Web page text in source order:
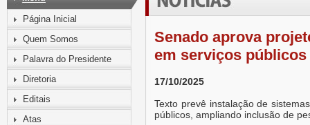
Página Inicial
Quem Somos
Palavra do Presidente
Diretoria
Editais
Atas
Senado aprova
em serviços públicos
17/10/2025
Texto prevê instalação de
públicos, ampliando inclusão de